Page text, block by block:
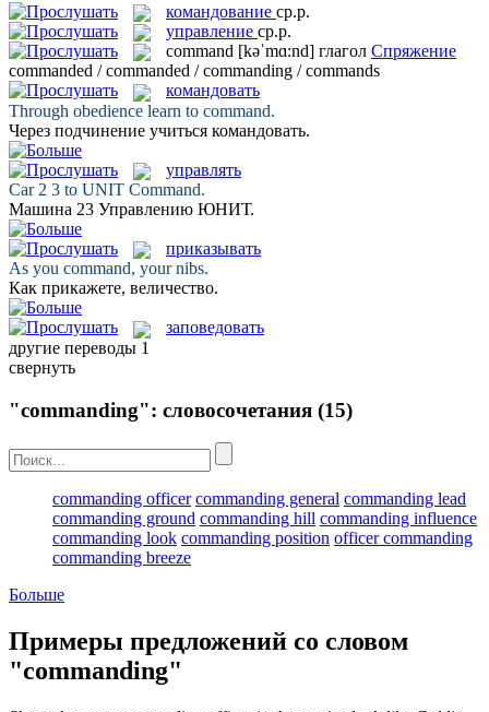
командование ср.р.
управление ср.р.
command [kəˈmɑ:nd] глагол Спряжение
commanded / commanded / commanding / commands
командовать
Through obedience learn to command.
Через подчинение учиться командовать.
управлять
Car 2 3 to UNIT Command.
Машина 23 Управлению ЮНИТ.
приказывать
As you command, your nibs.
Как прикажете, величество.
заповедовать
другие переводы 1
свернуть
"commanding": словосочетания (15)
commanding officer commanding general commanding lead
commanding ground commanding hill commanding influence
commanding look commanding position officer commanding
commanding breeze
Больше
Примеры предложений со словом
"commanding"